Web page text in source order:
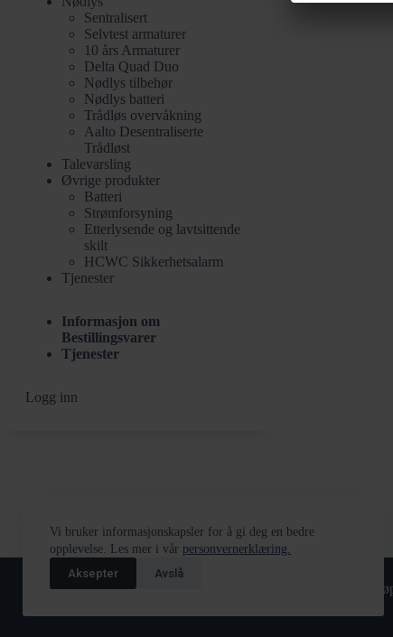
Vi bruker informasjonskapsler for å gi deg en bedre
opplevelse. Les mer i vår personvernerklæring.
Aksepter
Avslå
Sentralisert
Selvtest armaturer
10 års Armaturer
Delta Quad Duo
Nødlys tilbehør
Nødlys batteri
Trådløs overvåkning​
Aalto Desentraliserte
Trådløst
Talevarsling
Øvrige produkter
Batteri
Strømforsyning
Etterlysende og lavtsittende
skilt
HCWC Sikkerhetsalarm
Tjenester
Informasjon om
Bestillingsvarer
Tjenester
Logg inn